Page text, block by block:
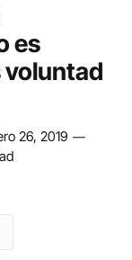
es
voluntad
26, 2019